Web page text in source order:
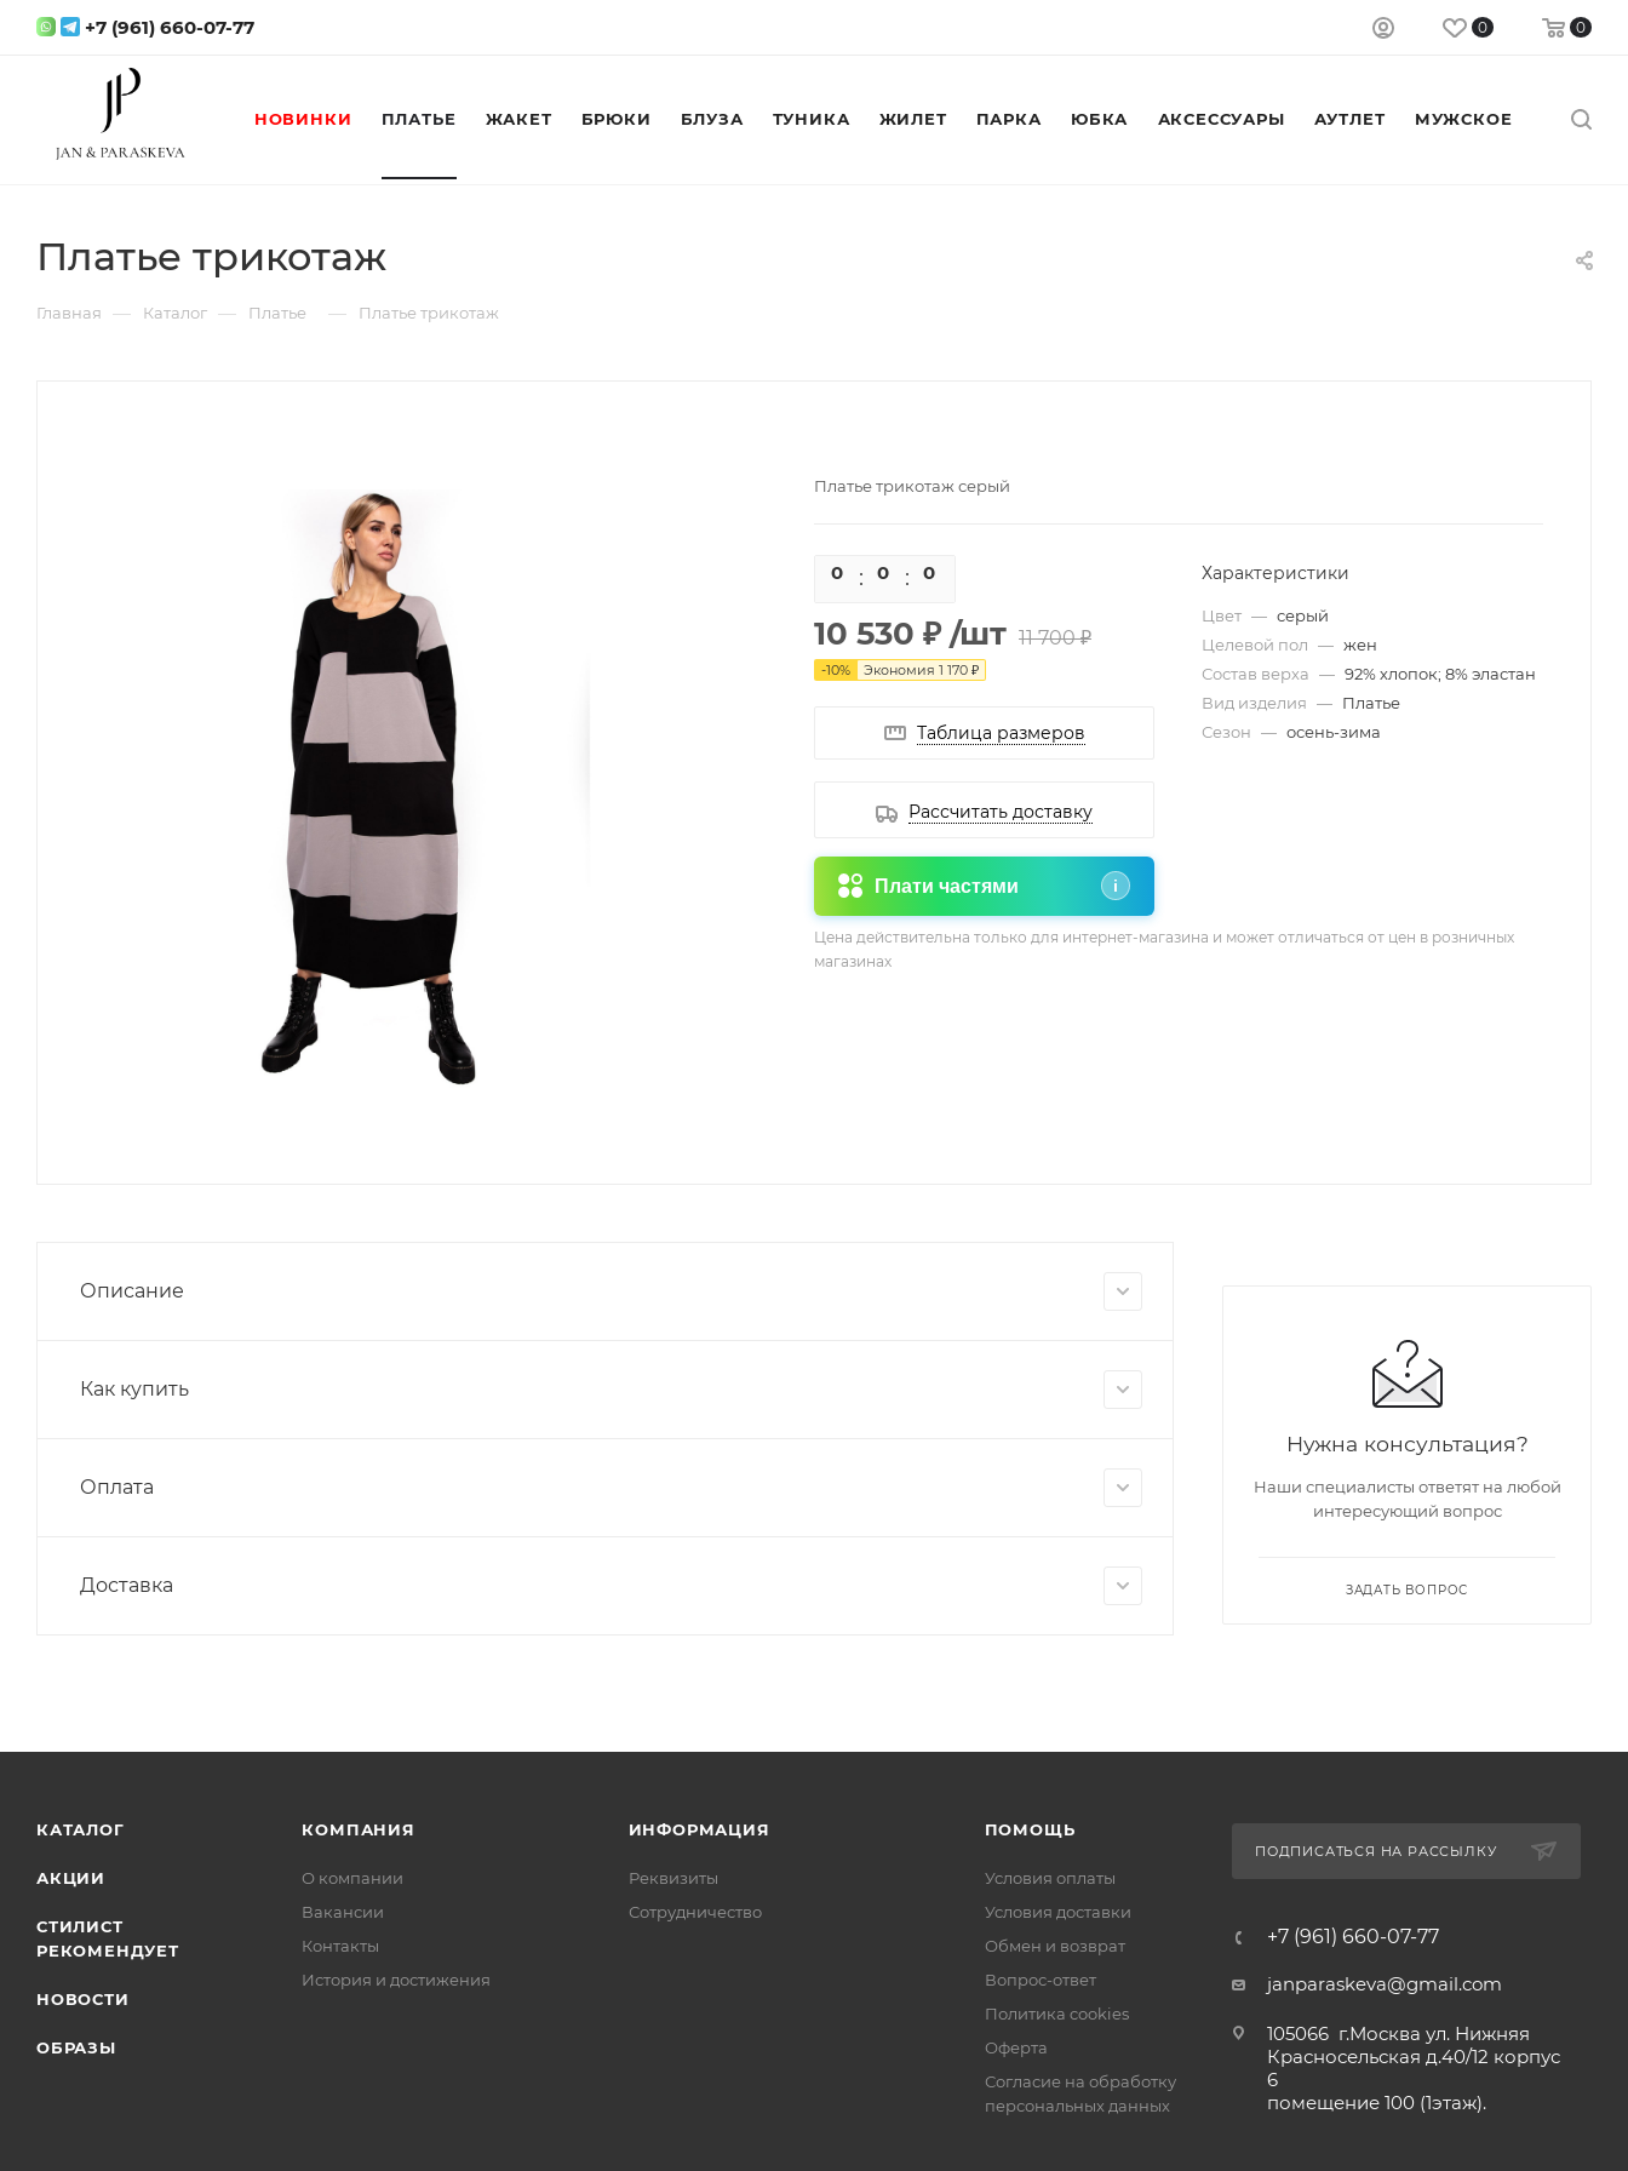
+7 (961) 660-07-77 0 0
НОВИНКИ ПЛАТЬЕ ЖАКЕТ БРЮКИ БЛУЗА ТУНИКА ЖИЛЕТ ПАРКА ЮБКА АКСЕССУАРЫ АУТЛЕТ МУЖСКОЕ
Платье трикотаж
Главная — Каталог — Платье — Платье трикотаж
Платье трикотаж серый
0 0 0
10 530 ₽ /шт 11 700 ₽
-10% Экономия 1 170 ₽
Таблица размеров
Рассчитать доставку
Плати частями i
Характеристики
Цвет — серый
Целевой пол — жен
Состав верха — 92% хлопок; 8% эластан
Вид изделия — Платье
Сезон — осень-зима
Цена действительна только для интернет-магазина и может отличаться от цен в розничных
магазинах
Описание
Как купить
Оплата
Доставка
Нужна консультация?
Наши специалисты ответят на любой
интересующий вопрос
ЗАДАТЬ ВОПРОС
КАТАЛОГ
АКЦИИ
СТИЛИСТ
РЕКОМЕНДУЕТ
НОВОСТИ
ОБРАЗЫ
КОМПАНИЯ
О компании
Вакансии
Контакты
История и достижения
ИНФОРМАЦИЯ
Реквизиты
Сотрудничество
ПОМОЩЬ
Условия оплаты
Условия доставки
Обмен и возврат
Вопрос-ответ
Политика cookies
Оферта
Согласие на обработку
персональных данных
ПОДПИСАТЬСЯ НА РАССЫЛКУ
+7 (961) 660-07-77
janparaskeva@gmail.com
105066 г.Москва ул. Нижняя
Красносельская д.40/12 корпус
6
помещение 100 (1этаж).